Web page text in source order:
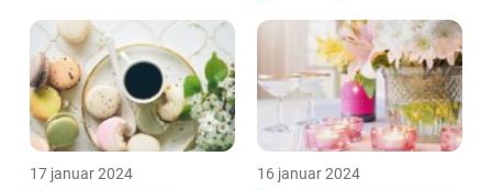
17 januar 2024 16 januar 2024